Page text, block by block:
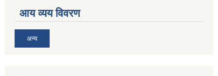
आय व्यय विवरण
अन्य